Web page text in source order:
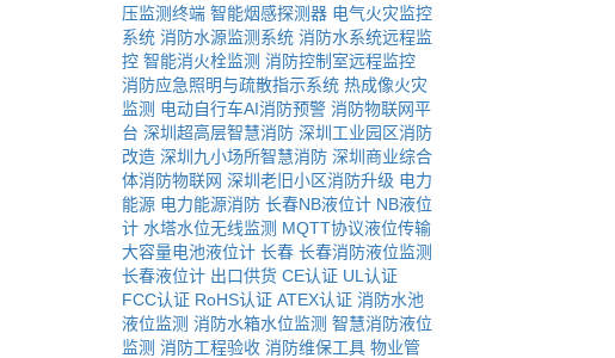
压监测终端 智能烟感探测器 电气火灾监控
系统 消防水源监测系统 消防水系统远程监
控 智能消火栓监测 消防控制室远程监控
消防应急照明与疏散指示系统 热成像火灾
监测 电动自行车AI消防预警 消防物联网平
台 深圳超高层智慧消防 深圳工业园区消防
改造 深圳九小场所智慧消防 深圳商业综合
体消防物联网 深圳老旧小区消防升级 电力
能源 电力能源消防 长春NB液位计 NB液位
计 水塔水位无线监测 MQTT协议液位传输
大容量电池液位计 长春 长春消防液位监测
长春液位计 出口供货 CE认证 UL认证
FCC认证 RoHS认证 ATEX认证 消防水池
液位监测 消防水箱水位监测 智慧消防液位
监测 消防工程验收 消防维保工具 物业管